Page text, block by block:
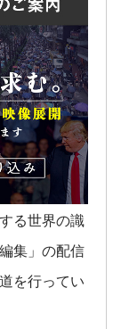
る世界の識
集」の配信
を行ってい